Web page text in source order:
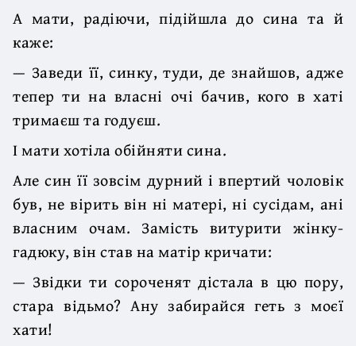
А мати, радіючи, підійшла до сина та й
каже:
— Заведи її, синку, туди, де знайшов, адже
тепер ти на власні очі бачив, кого в хаті
тримаєш та годуєш.
І мати хотіла обійняти сина.
Але син її зовсім дурний і впертий чоловік
був, не вірить він ні матері, ні сусідам, ані
власним очам. Замість витурити жінку-
гадюку, він став на матір кричати:
— Звідки ти сороченят дістала в цю пору,
стара відьмо? Ану забирайся геть з моєї
хати!